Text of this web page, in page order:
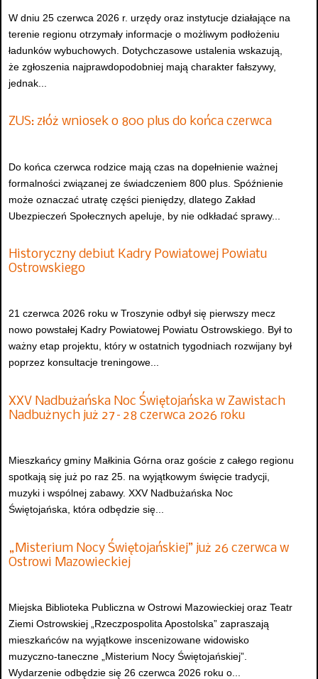
W dniu 25 czerwca 2026 r. urzędy oraz instytucje działające na
terenie regionu otrzymały informacje o możliwym podłożeniu
ładunków wybuchowych. Dotychczasowe ustalenia wskazują,
że zgłoszenia najprawdopodobniej mają charakter fałszywy,
jednak...
ZUS: złóż wniosek o 800 plus do końca czerwca
Do końca czerwca rodzice mają czas na dopełnienie ważnej
formalności związanej ze świadczeniem 800 plus. Spóźnienie
może oznaczać utratę części pieniędzy, dlatego Zakład
Ubezpieczeń Społecznych apeluje, by nie odkładać sprawy...
Historyczny debiut Kadry Powiatowej Powiatu
Ostrowskiego
21 czerwca 2026 roku w Troszynie odbył się pierwszy mecz
nowo powstałej Kadry Powiatowej Powiatu Ostrowskiego. Był to
ważny etap projektu, który w ostatnich tygodniach rozwijany był
poprzez konsultacje treningowe...
XXV Nadbużańska Noc Świętojańska w Zawistach
Nadbużnych już 27–28 czerwca 2026 roku
Mieszkańcy gminy Małkinia Górna oraz goście z całego regionu
spotkają się już po raz 25. na wyjątkowym święcie tradycji,
muzyki i wspólnej zabawy. XXV Nadbużańska Noc
Świętojańska, która odbędzie się...
„Misterium Nocy Świętojańskiej” już 26 czerwca w
Ostrowi Mazowieckiej
Miejska Biblioteka Publiczna w Ostrowi Mazowieckiej oraz Teatr
Ziemi Ostrowskiej „Rzeczpospolita Apostolska” zapraszają
mieszkańców na wyjątkowe inscenizowane widowisko
muzyczno-taneczne „Misterium Nocy Świętojańskiej”.
Wydarzenie odbędzie się 26 czerwca 2026 roku o...